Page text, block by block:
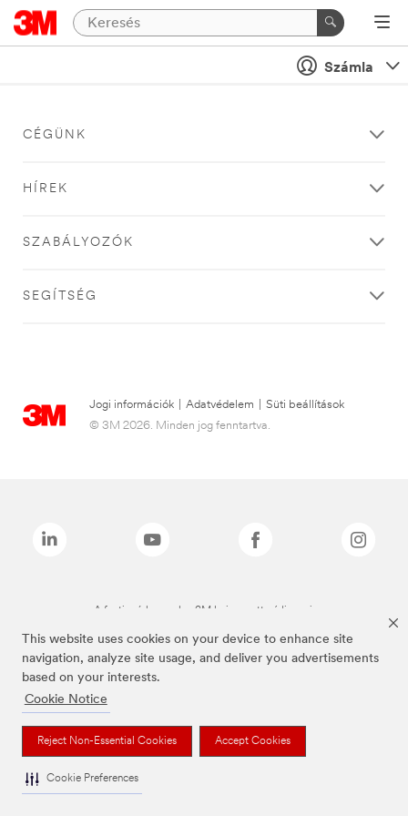
This website uses cookies on your device to enhance site
navigation, analyze site usage, and deliver you advertisements
based on your interests.
Cookie Notice
Reject Non-Essential Cookies Accept Cookies
Cookie Preferences
Számla
CÉGÜNK
HÍREK
SZABÁLYOZÓK
SEGÍTSÉG
Jogi információk Adatvédelem
Süti beállítások
© 3M 2026. Minden jog fenntartva.
A fenti márkanevek a 3M bejegyzett védjegyei.